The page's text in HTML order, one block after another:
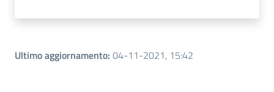
Ultimo aggiornamento: 04-11-2021, 15:42